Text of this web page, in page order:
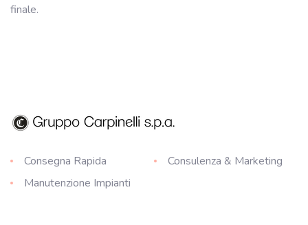
finale.
Consegna Rapida
Consulenza & Marketing
Manutenzione Impianti